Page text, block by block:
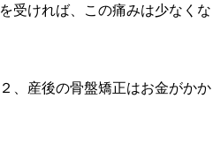
を受ければ、この痛みは少なくな
２、産後の骨盤矯正はお金がかか